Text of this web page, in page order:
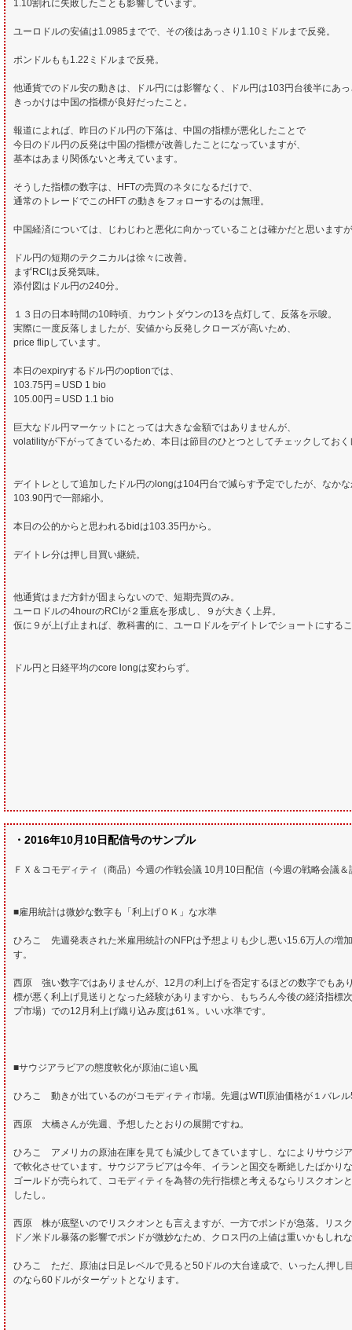
1.10割れに失敗したことも影響しています。
ユーロドルの安値は1.0985までで、その後はあっさり1.10ミドルまで反発。
ポンドルもも1.22ミドルまで反発。
他通貨でのドル安の動きは、ドル円には影響なく、ドル円は103円台後半にあ
きっかけは中国の指標が良好だったこと。
報道によれば、昨日のドル円の下落は、中国の指標が悪化したことで
今日のドル円の反発は中国の指標が改善したことになっていますが、
基本はあまり関係ないと考えています。
そうした指標の数字は、HFTの売買のネタになるだけで、
通常のトレードでこのHFT の動きをフォローするのは無理。
中国経済については、じわじわと悪化に向かっていることは確かだと思います
ドル円の短期のテクニカルは徐々に改善。
まずRCIは反発気味。
添付図はドル円の240分。
１３日の日本時間の10時頃、カウントダウンの13を点灯して、反落を示唆。
実際に一度反落しましたが、安値から反発しクローズが高いため、
price flipしています。
本日のexpiryするドル円のoptionでは、
103.75円＝USD 1 bio
105.00円＝USD 1.1 bio
巨大なドル円マーケットにとっては大きな金額ではありませんが、
volatilityが下がってきているため、本日は節目のひとつとしてチェックしてお
デイトレとして追加したドル円のlongは104円台で減らす予定でしたが、なか
103.90円で一部縮小。
本日の公的からと思われるbidは103.35円から。
デイトレ分は押し目買い継続。
他通貨はまだ方針が固まらないので、短期売買のみ。
ユーロドルの4hourのRCIが２重底を形成し、９が大きく上昇。
仮に９が上げ止まれば、教科書的に、ユーロドルをデイトレでショートにする
ドル円と日経平均のcore longは変わらず。
・2016年10月10日配信号のサンプル
ＦＸ＆コモディティ（商品）今週の作戦会議 10月10日配信（今週の戦略会議
■雇用統計は微妙な数字も「利上げＯＫ」な水準
ひろこ 先週発表された米雇用統計のNFPは予想よりも少し悪い15.6万人の増
す。
西原 強い数字ではありませんが、12月の利上げを否定するほどの数字でもあ
標が悪く利上げ見送りとなった経験がありますから、もちろん今後の経済指
プ市場）での12月利上げ織り込み度は61％。いい水準です。
■サウジアラビアの態度軟化が原油に追い風
ひろこ 動きが出ているのがコモディティ市場。先週はWTI原油価格が１バレ
西原 大橋さんが先週、予想したとおりの展開ですね。
ひろこ アメリカの原油在庫を見ても減少してきていますし、なによりサウジ
で軟化させています。サウジアラビアは今年、イランと国交を断絶したばか
ゴールドが売られて、コモディティを為替の先行指標と考えるならリスクオ
したし。
西原 株が底堅いのでリスクオンとも言えますが、一方でポンドが急落。リス
ド／米ドル暴落の影響でポンドが微妙なため、クロス円の上値は重いかもしれ
ひろこ ただ、原油は日足レベルで見ると50ドルの大台達成で、いったん押し
のなら60ドルがターゲットとなります。